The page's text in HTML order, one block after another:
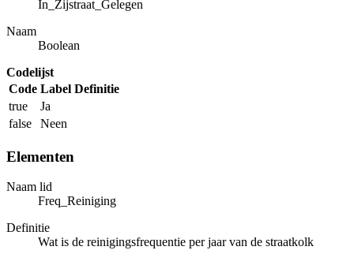
In_Zijstraat_Gelegen
Naam
Boolean
Codelijst
Code Label Definitie
true
Ja
false
Neen
Elementen
Naam lid
Freq_Reiniging
Definitie
Wat is de reinigingsfrequentie per jaar van de straatkolk